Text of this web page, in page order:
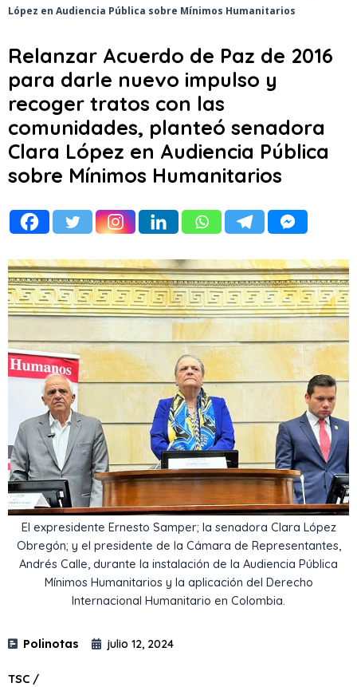
López en Audiencia Pública sobre Mínimos Humanitarios
Relanzar Acuerdo de Paz de 2016
para darle nuevo impulso y
recoger tratos con las
comunidades, planteó senadora
Clara López en Audiencia Pública
sobre Mínimos Humanitarios
El expresidente Ernesto Samper; la senadora Clara López
Obregón; y el presidente de la Cámara de Representantes,
Andrés Calle, durante la instalación de la Audiencia Pública
Mínimos Humanitarios y la aplicación del Derecho
Internacional Humanitario en Colombia.
Polinotas julio 12, 2024
TSC /